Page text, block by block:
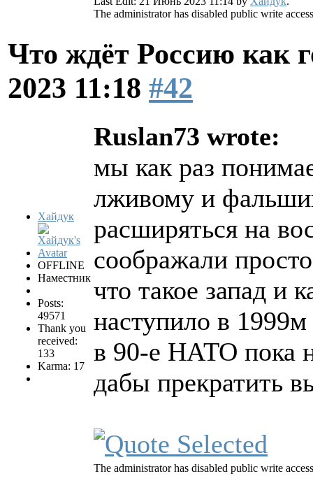
The administrator has disabled public write
Что ждёт Россию как
2023 11:18 #42
Хайдук
OFFLINE
Наместник
Posts:
49571
Thank you
received:
133
Karma: 17
Ruslan73 wrote:
мы как раз
лживому и
расширяться на
соображали
что такое запад и
наступило в
в 90-е НАТО пока
дабы прекратить
The administrator has disabled public write